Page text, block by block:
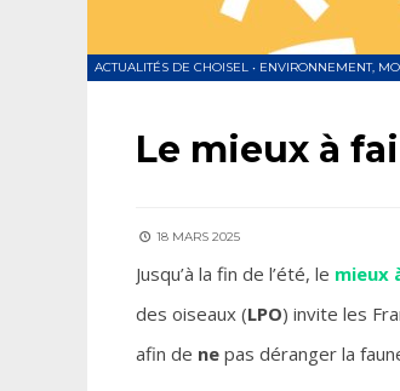
ACTUALITÉS DE CHOISEL • ENVIRONNEMENT,
Le mieux à
18 MARS 2025
Jusqu’à la fin de l’été, le mieux
des oiseaux (LPO) invite les
afin de ne pas déranger la